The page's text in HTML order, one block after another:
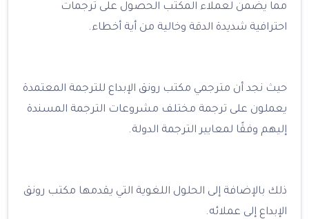
مما يضمن لعملاء المكتب الحصول على ترجمات
احترافية شديدة الدقة وخالية من أية أخطاء.
حيث نجد أن مترجمي مكتب رونق الإبداع للترجمة المعتمدة
يعملون على ترجمة مختلف مشروعات الترجمة المسندة
إليهم وفقًا لمعايير الترجمة الدولة.
ذلك بالإضافة إلى الحلول اللغوية التي يقدمها مكتب رونق
الإبداع إلى عملائه.